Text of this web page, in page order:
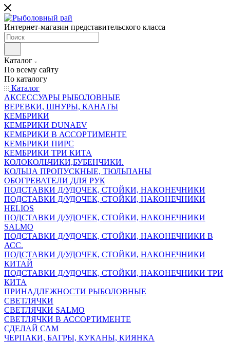
Интернет-магазин представительского класса
Каталог
По всему сайту
По каталогу
Каталог
АКСЕССУАРЫ РЫБОЛОВНЫЕ
ВЕРЕВКИ, ШНУРЫ, КАНАТЫ
КЕМБРИКИ
КЕМБРИКИ DUNAEV
КЕМБРИКИ В АССОРТИМЕНТЕ
КЕМБРИКИ ПИРС
КЕМБРИКИ ТРИ КИТА
КОЛОКОЛЬЧИКИ,БУБЕНЧИКИ.
КОЛЬЦА ПРОПУСКНЫЕ, ТЮЛЬПАНЫ
ОБОГРЕВАТЕЛИ ДЛЯ РУК
ПОДСТАВКИ Д/УДОЧЕК, СТОЙКИ, НАКОНЕЧНИКИ
ПОДСТАВКИ Д/УДОЧЕК, СТОЙКИ, НАКОНЕЧНИКИ
HELIOS
ПОДСТАВКИ Д/УДОЧЕК, СТОЙКИ, НАКОНЕЧНИКИ
SALMO
ПОДСТАВКИ Д/УДОЧЕК, СТОЙКИ, НАКОНЕЧНИКИ В
АСС.
ПОДСТАВКИ Д/УДОЧЕК, СТОЙКИ, НАКОНЕЧНИКИ
КИТАЙ
ПОДСТАВКИ Д/УДОЧЕК, СТОЙКИ, НАКОНЕЧНИКИ ТРИ
КИТА
ПРИНАДЛЕЖНОСТИ РЫБОЛОВНЫЕ
СВЕТЛЯЧКИ
СВЕТЛЯЧКИ SALMO
СВЕТЛЯЧКИ В АССОРТИМЕНТЕ
СДЕЛАЙ САМ
ЧЕРПАКИ, БАГРЫ, КУКАНЫ, КИЯНКА